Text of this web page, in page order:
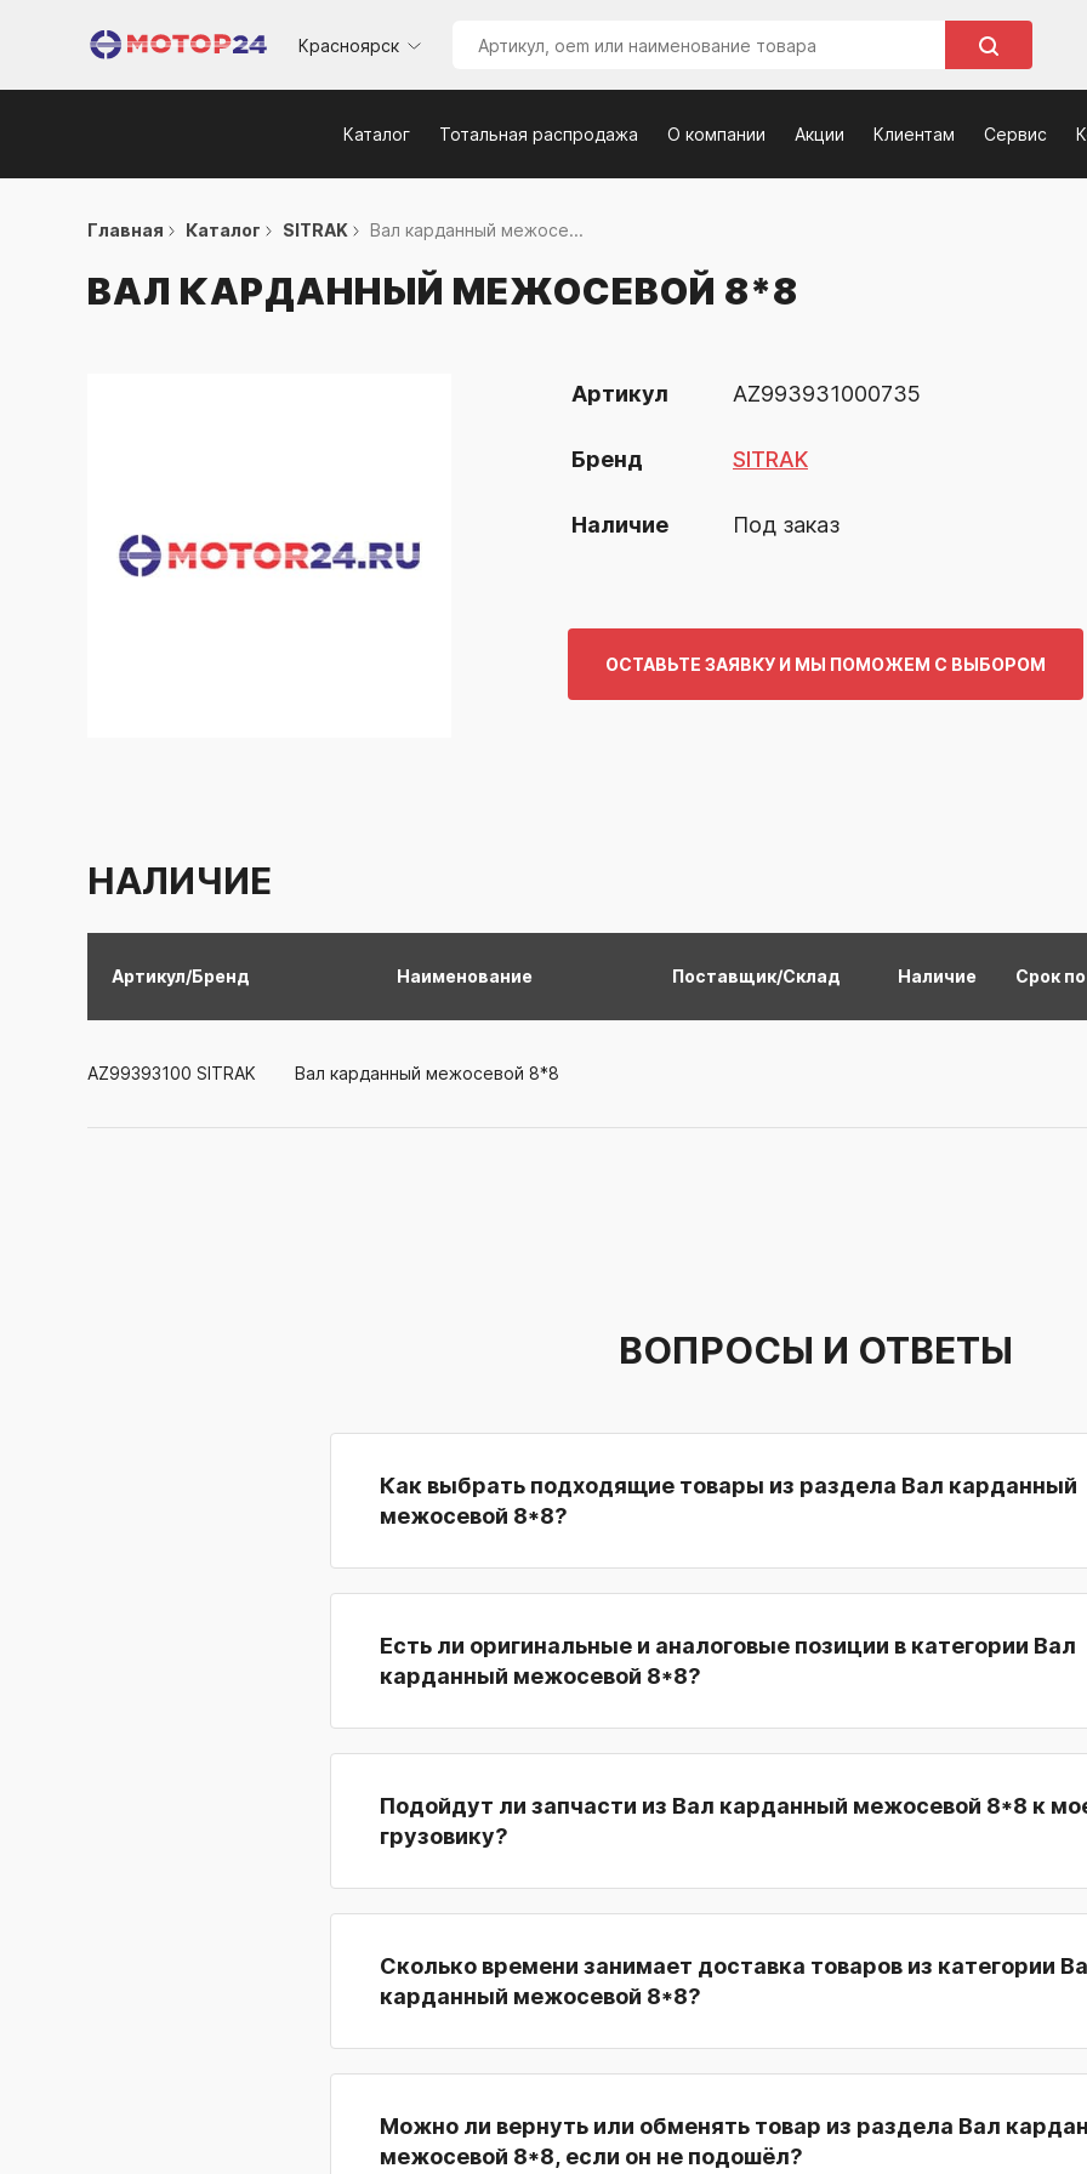
Красноярск
Каталог Тотальная распродажа О компании Акции Клиентам Сервис
Главная Каталог SITRAK Вал карданный межосе...
ВАЛ КАРДАННЫЙ МЕЖОСЕВОЙ 8*8
Артикул AZ993931000735
Бренд SITRAK
Наличие Под заказ
ОСТАВЬТЕ ЗАЯВКУ И МЫ ПОМОЖЕМ С ВЫБОРОМ
НАЛИЧИЕ
Артикул/Бренд Наименование Поставщик/Склад Наличие Срок
AZ99393100 SITRAK Вал карданный межосевой 8*8
ВОПРОСЫ И ОТВЕТЫ
Как выбрать подходящие товары из раздела Вал карданный
межосевой 8*8?
Есть ли оригинальные и аналоговые позиции в категории Вал
карданный межосевой 8*8?
Подойдут ли запчасти из Вал карданный межосевой 8*8 к
грузовику?
Сколько времени занимает доставка товаров из категории
карданный межосевой 8*8?
Можно ли вернуть или обменять товар из раздела Вал
межосевой 8*8, если он не подошёл?